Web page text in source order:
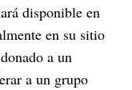
disponible en
en su sitio
a un
a un grupo